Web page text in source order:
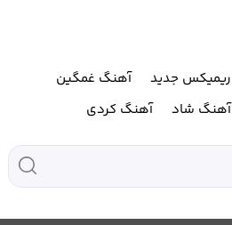
ریمیکس جدید
آهنگ غمگین
آهنگ شاد آهنگ کردی